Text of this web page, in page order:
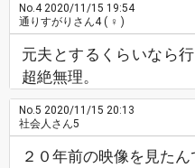
No.42020/11/15 19:54
通りすがりさん4( ♀ )
元夫とするくらいなら
超絶無理。
No.5 2020/11/15 20:13
社会人さん5
２０年前の映像を見たん